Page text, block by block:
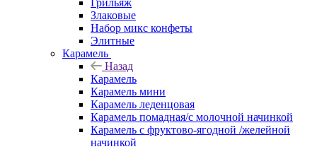
Грильяж
Злаковые
Набор микс конфеты
Элитные
Карамель
Назад
Карамель
Карамель мини
Карамель леденцовая
Карамель помадная/с молочной начинкой
Карамель с фруктово-ягодной /желейной
начинкой